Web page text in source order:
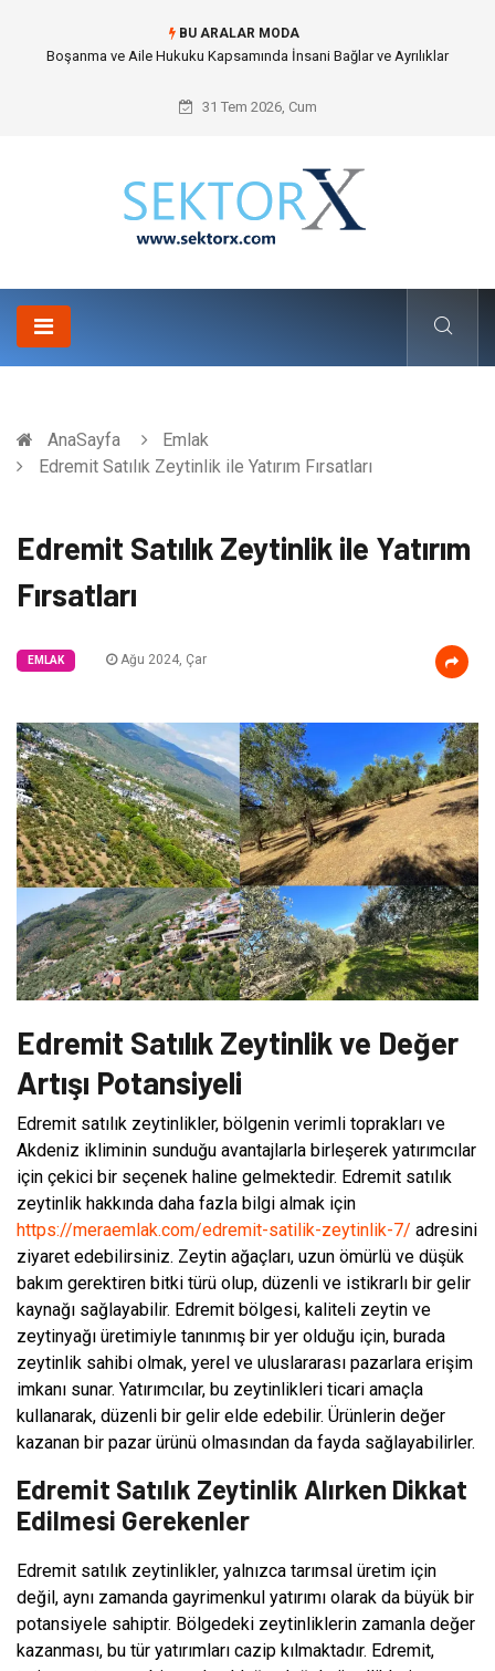
BU ARALAR MODA
Mevsimlik Giyim Seçimi Nedir ve Neden Önemlidir?
31 Tem 2026, Cum
AnaSayfa
Emlak
Edremit Satılık Zeytinlik ile Yatırım Fırsatları
Edremit Satılık Zeytinlik ile Yatırım
Fırsatları
EMLAK Ağu 2024, Çar
Edremit Satılık Zeytinlik ve Değer
Artışı Potansiyeli
Edremit satılık zeytinlikler, bölgenin verimli toprakları ve
Akdeniz ikliminin sunduğu avantajlarla birleşerek yatırımcılar
için çekici bir seçenek haline gelmektedir. Edremit satılık
zeytinlik hakkında daha fazla bilgi almak için
https://meraemlak.com/edremit-satilik-zeytinlik-7/ adresini
ziyaret edebilirsiniz. Zeytin ağaçları, uzun ömürlü ve düşük
bakım gerektiren bitki türü olup, düzenli ve istikrarlı bir gelir
kaynağı sağlayabilir. Edremit bölgesi, kaliteli zeytin ve
zeytinyağı üretimiyle tanınmış bir yer olduğu için, burada
zeytinlik sahibi olmak, yerel ve uluslararası pazarlara erişim
imkanı sunar. Yatırımcılar, bu zeytinlikleri ticari amaçla
kullanarak, düzenli bir gelir elde edebilir. Ürünlerin değer
kazanan bir pazar ürünü olmasından da fayda sağlayabilirler.
Edremit Satılık Zeytinlik Alırken Dikkat
Edilmesi Gerekenler
Edremit satılık zeytinlikler, yalnızca tarımsal üretim için
değil, aynı zamanda gayrimenkul yatırımı olarak da büyük bir
potansiyele sahiptir. Bölgedeki zeytinliklerin zamanla değer
kazanması, bu tür yatırımları cazip kılmaktadır. Edremit,